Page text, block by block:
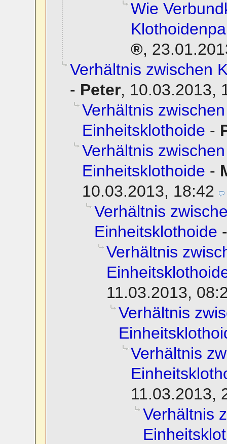
Wie
,
Verhältnis zwischen
- Peter, 10.03.2013,
Verhältnis
Einheitsklothoide -
Verhältnis
Einheitsklothoide -
10.03.2013, 18:42
Verhältnis
Einheitsklothoide
Verhältnis
11.03.2013,
Verhältnis
Verhältnis
11.03.2013,
Verhältnis